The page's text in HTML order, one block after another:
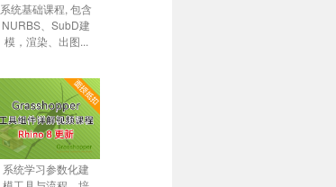
系统基础课程, 包含
NURBS、SubD建
模，渲染、出图...
系统学习参数化建